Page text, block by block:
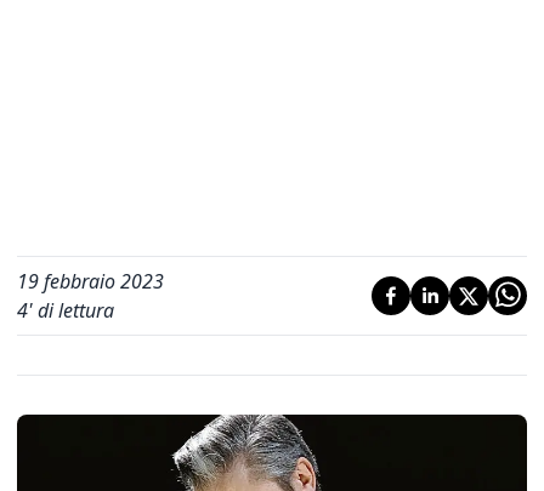
19 febbraio 2023
4' di lettura